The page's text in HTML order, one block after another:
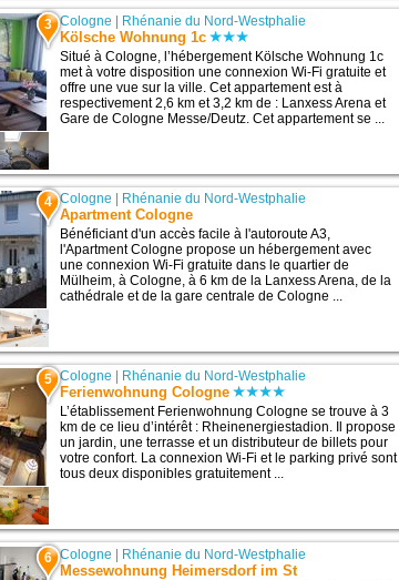
3 Cologne Rhénanie du Nord-Westphalie
Kölsche Wohnung 1c
Situé à Cologne, l’hébergement Kölsche Wohnung 1c
met à votre disposition une connexion Wi-Fi gratuite et
offre une vue sur la ville. Cet appartement est à
respectivement 2,6 km et 3,2 km de : Lanxess Arena et
Gare de Cologne Messe/Deutz. Cet appartement se ...
4 Cologne Rhénanie du Nord-Westphalie
Apartment Cologne
Bénéficiant d'un accès facile à l'autoroute A3,
l'Apartment Cologne propose un hébergement avec
une connexion Wi-Fi gratuite dans le quartier de
Mülheim, à Cologne, à 6 km de la Lanxess Arena, de la
cathédrale et de la gare centrale de Cologne ...
5 Cologne Rhénanie du Nord-Westphalie
Ferienwohnung Cologne
L’établissement Ferienwohnung Cologne se trouve à 3
km de ce lieu d’intérêt : Rheinenergiestadion. Il propose
un jardin, une terrasse et un distributeur de billets pour
votre confort. La connexion Wi-Fi et le parking privé sont
tous deux disponibles gratuitement ...
6 Cologne | Rhénanie du Nord-Westphalie
Messewohnung Heimersdorf im St